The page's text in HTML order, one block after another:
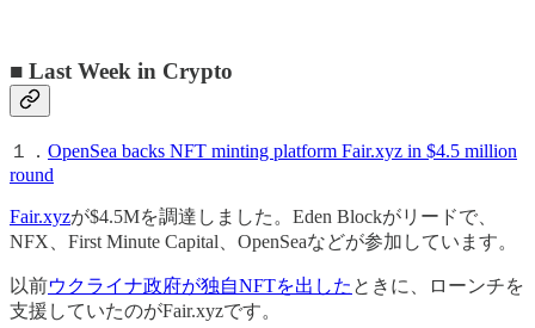
■ Last Week in Crypto
１． OpenSea backs NFT minting platform Fair.xyz in $4.5 million
round
Fair.xyzが$4.5Mを調達しました。Eden Blockがリードで、
NFX、First Minute Capital、OpenSeaなどが参加しています。
以前ウクライナ政府が独自NFTを出した ときに、ローンチを
支援していたのがFair.xyzです。